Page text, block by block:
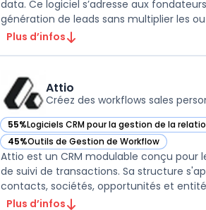
data. Ce logiciel s’adresse aux
génération de leads sans multiplier les
Plus d’infos
Attio
Créez des workflows sales
55%Logiciels CRM pour la gestion de la
— voir Attio dans cette catégorie
45%Outils de Gestion de Workflow
— voir Attio dans cette catégorie
Attio est un CRM modulable conçu pour
de suivi de transactions. Sa structure
contacts, sociétés, opportunités et
Plus d’infos